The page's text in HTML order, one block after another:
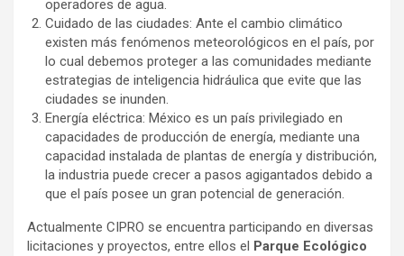
operadores de agua.
Cuidado de las ciudades: Ante el cambio climático
existen más fenómenos meteorológicos en el país, por
lo cual debemos proteger a las comunidades mediante
estrategias de inteligencia hidráulica que evite que las
ciudades se inunden.
Energía eléctrica: México es un país privilegiado en
capacidades de producción de energía, mediante una
capacidad instalada de plantas de energía y distribución,
la industria puede crecer a pasos agigantados debido a
que el país posee un gran potencial de generación.
Actualmente CIPRO se encuentra participando en diversas
licitaciones y proyectos, entre ellos el Parque Ecológico